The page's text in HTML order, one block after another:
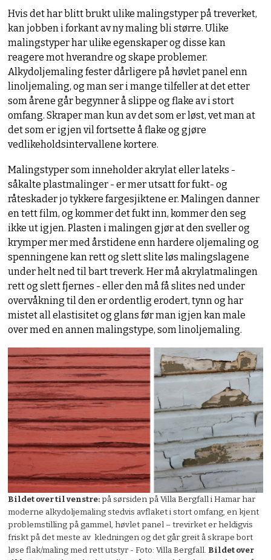
Hvis det har blitt brukt ulike malingstyper på treverket,
kan jobben i forkant av ny maling bli større. Ulike
malingstyper har ulike egenskaper og disse kan
reagere mot hverandre og skape problemer.
Alkydoljemaling fester dårligere på høvlet panel enn
linoljemaling, og man ser i mange tilfeller at det etter
som årene går begynner å slippe og flake av i stort
omfang. Skraper man kun av det som er løst, vet man at
det som er igjen vil fortsette å flake og gjøre
vedlikeholdsintervallene kortere.
Malingstyper som inneholder akrylat eller lateks -
såkalte plastmalinger - er mer utsatt for fukt- og
råteskader jo tykkere fargesjiktene er. Malingen danner
en tett film, og kommer det fukt inn, kommer den seg
ikke ut igjen. Plasten i malingen gjør at den sveller og
krymper mer med årstidene enn hardere oljemaling og
spenningene kan rett og slett slite løs malingslagene
under helt ned til bart treverk. Her må akrylatmalingen
rett og slett fjernes - eller den må få slites ned under
overvåkning til den er ordentlig erodert, tynn og har
mistet all elastisitet og glans før man igjen kan male
over med en annen malingstype, som linoljemaling.
Bildet over til venstre:på sørsiden på Villa Bergfall i Hamar har
moderne alkydoljemaling stedvis avflaket i stort omfang, en kjent
problemstilling på gammel, høvlet panel – trevirket er heldigvis
friskt på det meste av kledningen og det går greit å skrape bort
løse flak/maling med rett utstyr - Foto: Villa Bergfall. Bildet over